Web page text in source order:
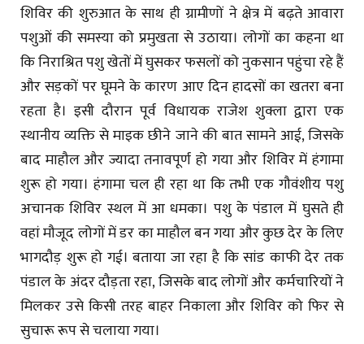
शिविर की शुरुआत के साथ ही ग्रामीणों ने क्षेत्र में बढ़ते आवारा
पशुओं की समस्या को प्रमुखता से उठाया। लोगों का कहना था
कि निराश्रित पशु खेतों में घुसकर फसलों को नुकसान पहुंचा रहे हैं
और सड़कों पर घूमने के कारण आए दिन हादसों का खतरा बना
रहता है। इसी दौरान पूर्व विधायक राजेश शुक्ला द्वारा एक
स्थानीय व्यक्ति से माइक छीने जाने की बात सामने आई, जिसके
बाद माहौल और ज्यादा तनावपूर्ण हो गया और शिविर में हंगामा
शुरू हो गया। हंगामा चल ही रहा था कि तभी एक गौवंशीय पशु
अचानक शिविर स्थल में आ धमका। पशु के पंडाल में घुसते ही
वहां मौजूद लोगों में डर का माहौल बन गया और कुछ देर के लिए
भागदौड़ शुरू हो गई। बताया जा रहा है कि सांड काफी देर तक
पंडाल के अंदर दौड़ता रहा, जिसके बाद लोगों और कर्मचारियों ने
मिलकर उसे किसी तरह बाहर निकाला और शिविर को फिर से
सुचारू रूप से चलाया गया।